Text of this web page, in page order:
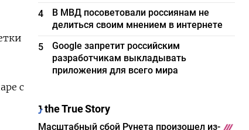
с
4
В МВД посоветовали россиянам не
делиться своим мнением в интернете
5
Google запретит российским
разработчикам выкладывать
приложения для всего мира